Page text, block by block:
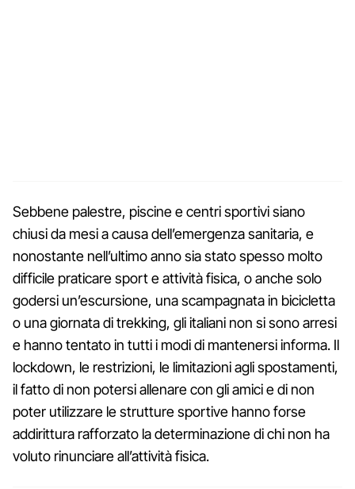
Sebbene palestre, piscine e centri sportivi siano
chiusi da mesi a causa dell’emergenza sanitaria, e
nonostante nell’ultimo anno sia stato spesso molto
difficile praticare sport e attività fisica, o anche solo
godersi un’escursione, una scampagnata in bicicletta
o una giornata di trekking, gli italiani non si sono arresi
e hanno tentato in tutti i modi di mantenersi informa. Il
lockdown, le restrizioni, le limitazioni agli spostamenti,
il fatto di non potersi allenare con gli amici e di non
poter utilizzare le strutture sportive hanno forse
addirittura rafforzato la determinazione di chi non ha
voluto rinunciare all’attività fisica.